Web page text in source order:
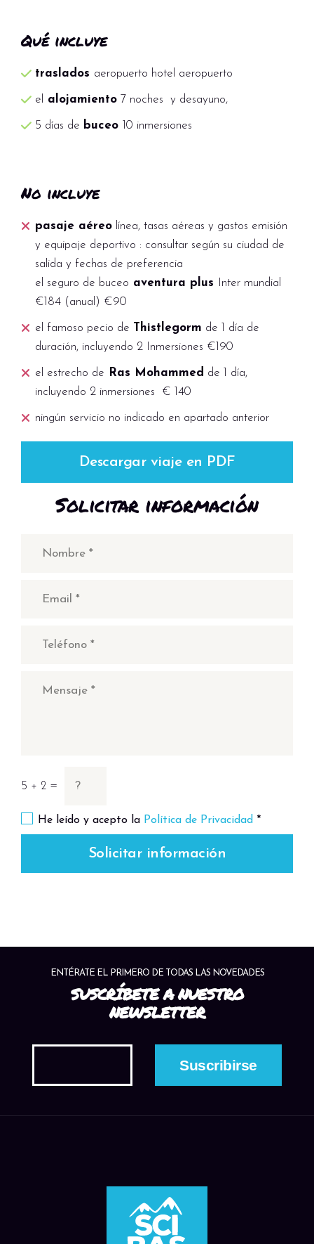
Qué incluye
traslados aeropuerto hotel aeropuerto
el alojamiento 7 noches y desayuno,
5 días de buceo 10 inmersiones
No incluye
pasaje aéreo línea, tasas aéreas y gastos emisión
y equipaje deportivo : consultar según su ciudad de
salida y fechas de preferencia
el seguro de buceo aventura plus
Inter mundial
€184 (anual) €90
el famoso pecio de Thistlegorm de 1 día de
duración, incluyendo 2 Inmersiones €190
el estrecho de Ras Mohammed de 1 día,
incluyendo 2 inmersiones € 140
ningún servicio no indicado en apartado anterior
Descargar viaje en PDF
Solicitar información
5 + 2 =
He leído y acepto la Política de Privacidad *
Solicitar información
ENTÉRATE EL PRIMERO DE TODAS LAS NOVEDADES
SUSCRÍBETE A NUESTRO
NEWSLETTER